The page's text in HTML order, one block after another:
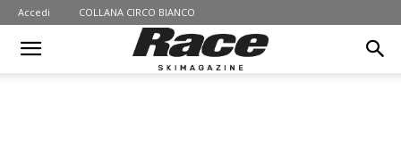
Accedi COLLANA CIRCO BIANCO